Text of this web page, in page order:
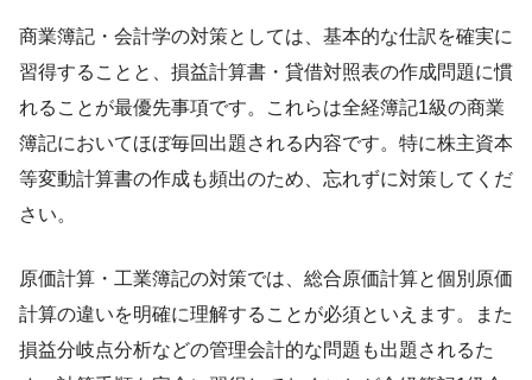
商業簿記・会計学の対策としては、基本的な仕訳を確実に
習得することと、損益計算書・貸借対照表の作成問題に慣
れることが最優先事項です。これらは全経簿記1級の商業
簿記においてほぼ毎回出題される内容です。特に株主資本
等変動計算書の作成も頻出のため、忘れずに対策してくだ
さい。
原価計算・工業簿記の対策では、総合原価計算と個別原価
計算の違いを明確に理解することが必須といえます。また
損益分岐点分析などの管理会計的な問題も出題されるた